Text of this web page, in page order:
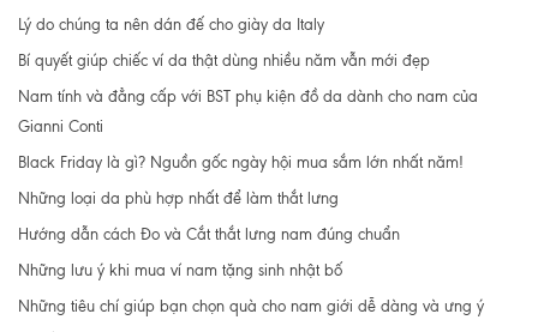
Lý do chúng ta nên dán đế cho giày da Italy
Bí quyết giúp chiếc ví da thật dùng nhiều năm vẫn mới đẹp
Nam tính và đẳng cấp với BST phụ kiện đồ da dành cho nam của
Gianni Conti
Black Friday là gì? Nguồn gốc ngày hội mua sắm lớn nhất năm!
Những loại da phù hợp nhất để làm thắt lưng
Hướng dẫn cách Đo và Cắt thắt lưng nam đúng chuẩn
Những lưu ý khi mua ví nam tặng sinh nhật bố
Những tiêu chí giúp bạn chọn quà cho nam giới dễ dàng và ưng ý